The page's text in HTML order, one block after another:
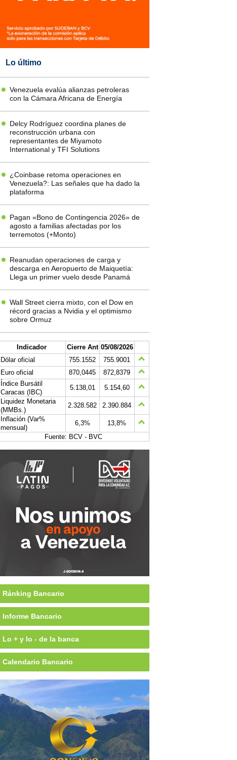
Lo último
Venezuela evalúa alianzas petroleras
con la Cámara Africana de Energía
Delcy Rodríguez coordina planes de
reconstrucción urbana con
representantes de Miyamoto
International y TFI Solutions
¿Coinbase retoma operaciones en
Venezuela?: Las señales que ha dado la
plataforma
Pagan «Bono de Contingencia 2026» de
agosto a familias afectadas por los
terremotos (+Monto)
Reanudan operaciones de carga y
descarga en Aeropuerto de Maiquetía:
Llega un primer vuelo desde Panamá
Wall Street cierra mixto, con el Dow en
récord gracias a Nvidia y el optimismo
sobre Ormuz
Indicador Cierre Ant 05/08/2026
Dólar oficial
755.1552
755.9001
Euro oficial
870,0445
872,8379
Índice Bursátil
Caracas (IBC)
5.138,01
5.154,60
Liquidez Monetaria
(MMBs.)
2.328.582
2.390.884
Inflación (Var%
mensual)
6,3%
13,8%
Fuente: BCV - BVC
Ránking Bancario
Informe Bancario
Lo + y lo - de la banca
Calendario Bancario